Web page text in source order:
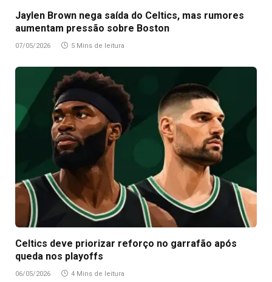
Jaylen Brown nega saída do Celtics, mas rumores
aumentam pressão sobre Boston
07/05/2026 5 Mins de leitura
Celtics deve priorizar reforço no garrafão após
queda nos playoffs
06/05/2026 4 Mins de leitura